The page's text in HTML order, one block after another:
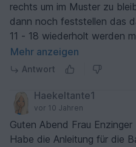
rechts um im Muster zu
dann noch feststellen das
11 - 18 wiederholt werden
Rippenmuster zu bleiben
Seite ist mußte dies von 10
ich es zu oft auf rippeln
verloren habe
Mehr anzeigen
Antwort
Haekeltante1
vor 10 Jahren
Guten Abend Frau Enzinger
Habe die Anleitung für die